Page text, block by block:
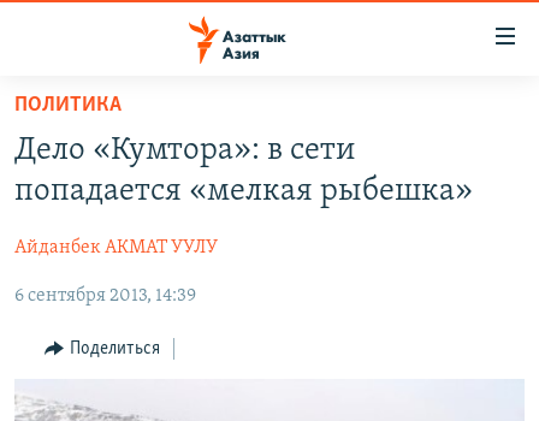
Вернуться
основному
содержанию
навигации
Вернутся
поиску
УЗБЕКИСТАН
ТАДЖИКИСТАН
НОВОСТИ
НА ДРУГИХ ЯЗЫКАХ
ҚАЗАҚША
КЫРГЫЗЧА
ПОЛИТИКА
Дело «Кумтора»: в сети
попадается «мелкая рыбешка»
Айданбек АКМАТ УУЛУ
6 сентября 2013, 14:39
Поделиться